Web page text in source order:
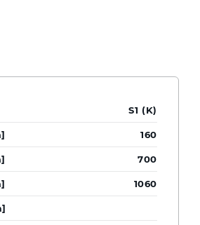
S1 (K)
160
700
1060